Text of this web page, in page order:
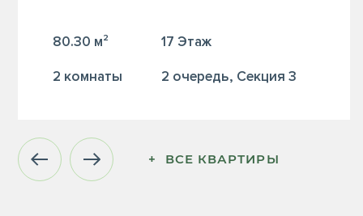
80.30 м² 17 Этаж
2 комнаты 2 очередь, Секция 3
+  ВСЕ КВАРТИРЫ